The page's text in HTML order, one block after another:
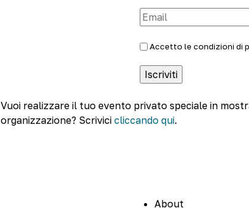
Accetto le condizioni di
Vuoi realizzare il tuo evento privato speciale in
organizzazione? Scrivici cliccando qui.
About